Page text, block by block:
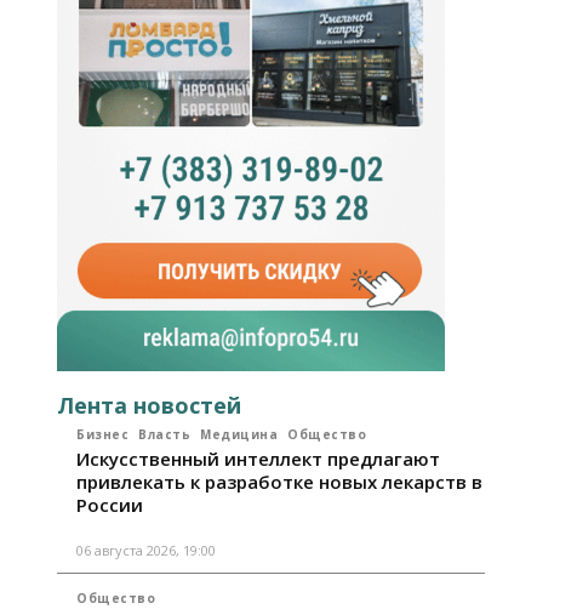
Лента новостей
Бизнес Власть Медицина Общество
Искусственный интеллект предлагают
привлекать к разработке новых лекарств в
России
06 августа 2026, 19:00
Общество